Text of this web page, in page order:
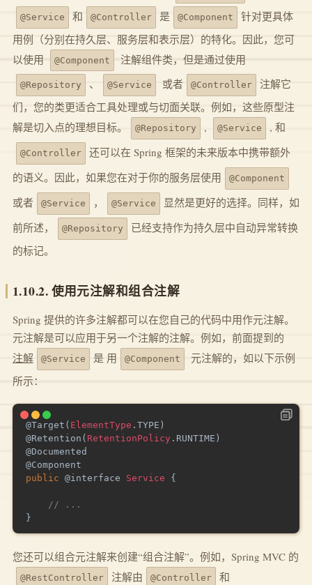
@Service 和 @Controller 是 @Component
针对更具体
用例（分别在持久层、服务层和表示层）的特化。因此，您可
以使用
@Component 注解组件类，但是通过使用
@Repository 、 @Service 或者 @Controller
注解它
们，您的类更适合工具处理或与切面关联。例如，这些原型注
解是切入点的理想目标。
@Repository , @Service , 和
@Controller
还可以在 Spring 框架的未来版本中携带额外
的语义。因此，如果您在对于你的服务层使用
@Component
或者 @Service ， @Service
显然是更好的选择。同样，如
前所述，
@Repository
已经支持作为持久层中自动异常转换
的标记。
1.10.2. 使用元注解和组合注解
Spring 提供的许多注解都可以在您自己的代码中用作元注解。
元注解是可以应用于另一个注解的注解。例如，前面提到的
注解
@Service 是 用 @Component
元注解的，如以下示例
所示：
@Target ( ElementType . TYPE )
@Retention ( RetentionPolicy . RUNTIME )
@Documented
@Component
public @interface Service {
// ...
}
您还可以组合元注解来创建“组合注解”。例如，Spring MVC 的
@RestController 注解由 @Controller 和